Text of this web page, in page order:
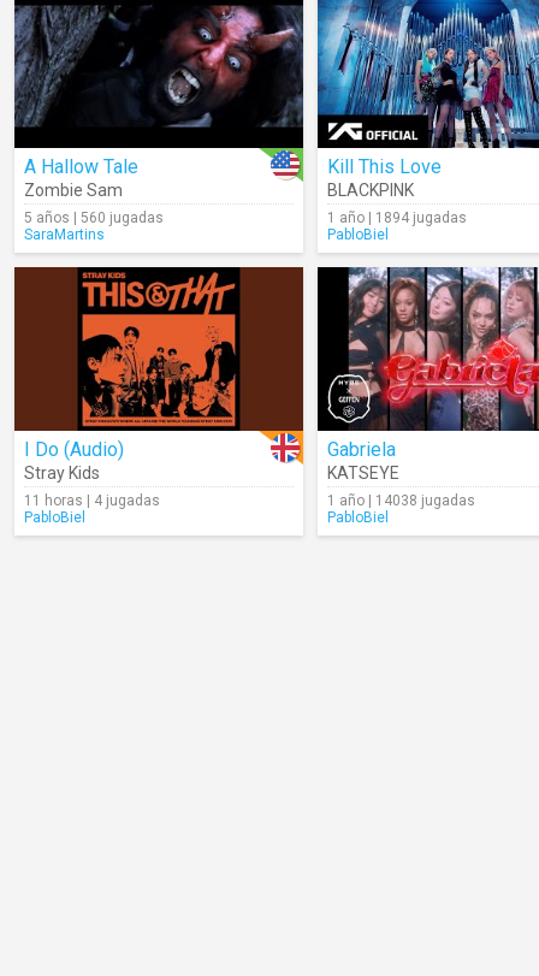
A Hallow Tale
Zombie Sam
5 años | 560 jugadas
SaraMartins
Kill This Love
BLACKPINK
1 año | 1894 jugadas
PabloBiel
I Do (Audio)
Stray Kids
11 horas | 4 jugadas
PabloBiel
Gabriela
KATSEYE
1 año | 14038 jugadas
PabloBiel